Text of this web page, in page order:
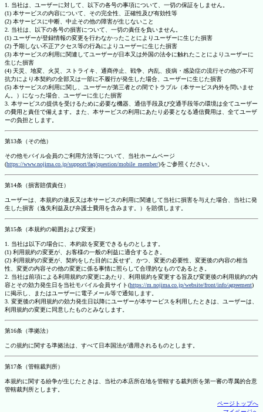
1. 当社は、ユーザーに対して、以下の各号の事項について、一切の保証をしません。
(1) 本サービスの内容について、その完全性、正確性及び有効性等
(2) 本サービスに中断、中止その他の障害が生じないこと
2. 当社は、以下の各号の損害について、一切の責任を負いません。
(1) ユーザーが登録情報の変更を行わなかったことによりユーザーに生じた損害
(2) 予期しない不正アクセス等の行為によりユーザーに生じた損害
(3) 本サービスの利用に関連してユーザーが日本又は外国の法令に触れたことによりユーザーに
生じた損害
(4) 天災、地変、火災、ストライキ、通商停止、戦争、内乱、疫病・感染症の流行その他の不可
抗力により本契約の全部又は一部に不履行が発生した場合、ユーザーに生じた損害
(5) 本サービスの利用に関し、ユーザーが第三者との間でトラブル（本サービス内外を問いませ
ん。）になった場合、ユーザーに生じた損害
3. 本サービスの提供を受けるために必要な機器、通信手段及び交通手段等の環境は全てユーザー
の費用と責任で備えます。また、本サービスの利用にあたり必要となる通信費用は、全てユーザ
ーの負担とします。
第13条（その他）
その他モバイル会員のご利用方法等について、当社ホームページ
(https://www.nojima.co.jp/support/faq/question/mobile_member/)をご参照ください。
第14条（損害賠償責任）
ユーザーは、本規約の違反又は本サービスの利用に関連して当社に損害を与えた場合、当社に発
生した損害（逸失利益及び弁護士費用を含みます。）を賠償します。
第15条（本規約の範囲および変更）
1. 当社は以下の場合に、本約款を変更できるものとします。
(1) 利用規約の変更が、お客様の一般の利益に適合するとき。
(2) 利用規約の変更が、契約をした目的に反せず、かつ、変更の必要性、変更後の内容の相当
性、変更の内容その他の変更に係る事情に照らして合理的なものであるとき。
2. 当社は前項による利用規約の変更にあたり、利用規約を変更する旨及び変更後の利用規約の内
容とその効力発生日を当社モバイル会員サイト(https://m.nojima.co.jp/website/front/info/agreement)
に掲示し、またはユーザーに電子メール等で通知します。
3. 変更後の利用規約の効力発生日以降にユーザーが本サービスを利用したときは、ユーザーは、
利用規約の変更に同意したものとみなします。
第16条（準拠法）
この規約に関する準拠法は、すべて日本国法が適用されるものとします。
第17条（管轄裁判所）
本規約に関する紛争が生じたときは、当社の本店所在地を管轄する裁判所を第一審の専属的合意
管轄裁判所とします。
ページトップへ